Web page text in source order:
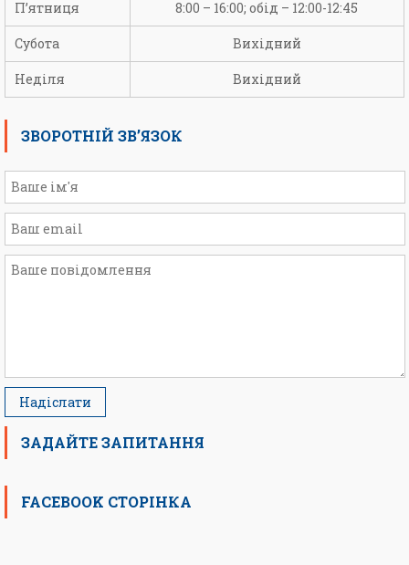
П’ятниця 8:00 – 16:00; обід – 12:00-12:45
Субота Вихідний
Неділя Вихідний
ЗВОРОТНІЙ ЗВ’ЯЗОК
ЗАДАЙТЕ ЗАПИТАННЯ
FACEBOOK СТОРІНКА